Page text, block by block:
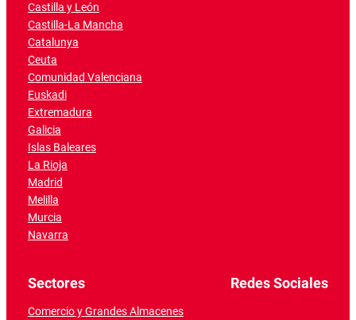
Castilla y León
Castilla-La Mancha
Catalunya
Ceuta
Comunidad Valenciana
Euskadi
Extremadura
Galicia
Islas Baleares
La Rioja
Madrid
Melilla
Murcia
Navarra
Sectores
Comercio y Grandes Almacenes
Redes Sociales